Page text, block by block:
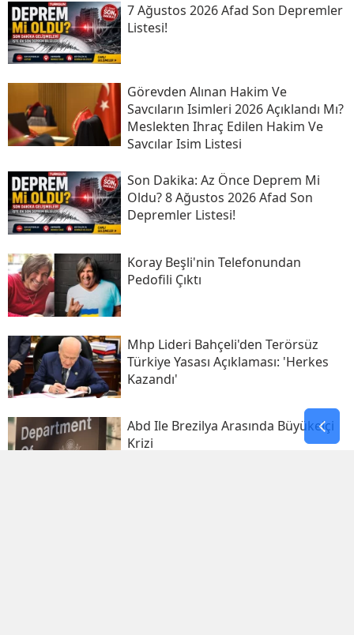
7 Ağustos 2026 Afad Son Depremler
Listesi!
Görevden Alınan Hakim Ve
Savcıların Isimleri 2026 Açıklandı Mı?
Meslekten Ihraç Edilen Hakim Ve
Savcılar Isim Listesi
Son Daki̇ka: Az Önce Deprem Mi
Oldu? 8 Ağustos 2026 Afad Son
Depremler Listesi!
Koray Beşli'nin Telefonundan
Pedofili Çıktı
Mhp Lideri Bahçeli'den Terörsüz
Türkiye Yasası Açıklaması: 'herkes
Kazandı'
Abd Ile Brezilya Arasında Büyükelçi
Krizi